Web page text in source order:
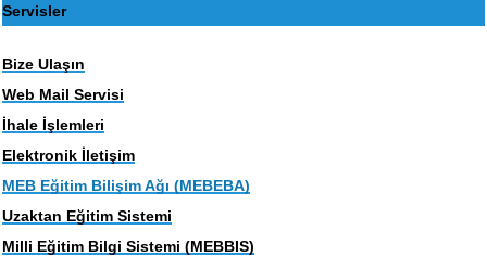
Servisler
Bize Ulaşın
Web Mail Servisi
İhale İşlemleri
Elektronik İletişim
MEB Eğitim Bilişim Ağı (MEBEBA)
Uzaktan Eğitim Sistemi
Milli Eğitim Bilgi Sistemi (MEBBIS)